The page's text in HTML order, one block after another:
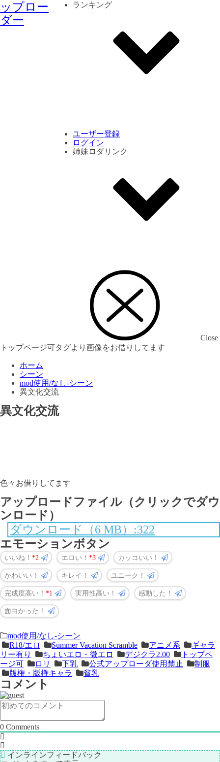
ップロー
ダー
ランキング
ユーザー登録
ログイン
姉妹ロダリンク
Close
トップページ可タグより画像をお借りしてます
ホーム
シーン
mod使用/なし-シーン
異文化交流
異文化交流
色々お借りしてます
アップロードファイル（クリックでダウ
ンロード）
ダウンロード（6 MB）:322
エモーションボタン
いいね！ 2 エロい！ 3 カッコいい！
かわいい！ キレイ！ ユニーク！
完成度高い！ 1 実用性高い！ 感動した！
面白かった！
＜
次
の
記
事
前
の
記
事
＞
mod使用/なし-シーン
R18/エロ
Summer Vacation Scramble アニメ系
ギャラ
リー有り
ちょいエロ・微エロ デジクラ2.00
トップペ
ージ可
ロリ 下乳 公式アップローダ使用禁止
制服
版権・版権キャラ
貧乳
コメント
0 Comments
インラインフィードバック